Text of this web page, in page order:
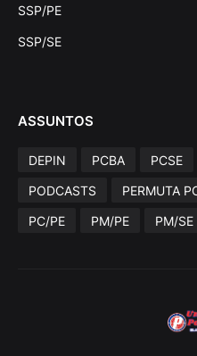
SSP/PE
SSP/SE
ASSUNTOS
DEPIN PCBA PCSE
PODCASTS
PERMUTA
PC/PE
PM/PE PM/SE